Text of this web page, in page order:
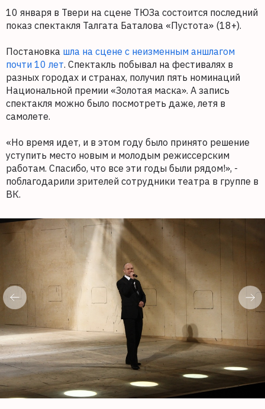
10 января в Твери на сцене ТЮЗа состоится последний
показ спектакля Талгата Баталова «Пустота» (18+).
Постановка шла на сцене с неизменным аншлагом
почти 10 лет. Спектакль побывал на фестивалях в
разных городах и странах, получил пять номинаций
Национальной премии «Золотая маска». А запись
спектакля можно было посмотреть даже, летя в
самолете.
«Но время идет, и в этом году было принято решение
уступить место новым и молодым режиссерским
работам. Спасибо, что все эти годы были рядом!», -
поблагодарили зрителей сотрудники театра в группе в
ВК.